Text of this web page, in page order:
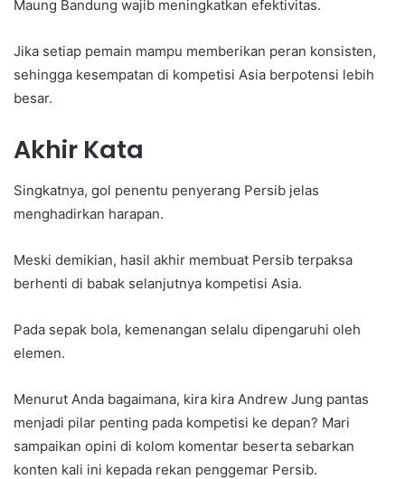
Maung Bandung wajib meningkatkan efektivitas.
Jika setiap pemain mampu memberikan peran konsisten,
sehingga kesempatan di kompetisi Asia berpotensi lebih
besar.
Akhir Kata
Singkatnya, gol penentu penyerang Persib jelas
menghadirkan harapan.
Meski demikian, hasil akhir membuat Persib terpaksa
berhenti di babak selanjutnya kompetisi Asia.
Pada sepak bola, kemenangan selalu dipengaruhi oleh
elemen.
Menurut Anda bagaimana, kira kira Andrew Jung pantas
menjadi pilar penting pada kompetisi ke depan? Mari
sampaikan opini di kolom komentar beserta sebarkan
konten kali ini kepada rekan penggemar Persib.